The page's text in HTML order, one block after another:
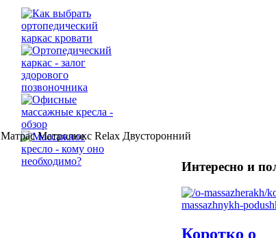
Матрас Матролюкс Relax Двусторонний
Интересно и
Коротко о